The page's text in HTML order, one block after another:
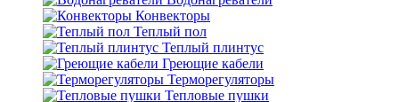
Конвекторы
Теплый пол
Теплый плинтус
Греющие кабели
Терморегуляторы
Тепловые пушки